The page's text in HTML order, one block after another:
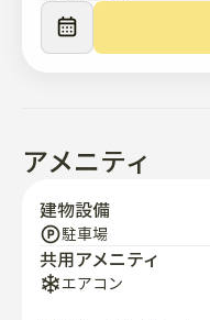
アメニティ
建物設備
駐車場
共用アメニティ
エアコン